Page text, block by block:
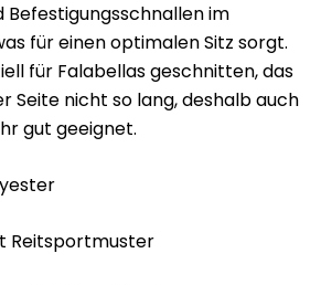
Befestigungsschnallen im
für einen optimalen Sitz sorgt.
für Falabellas geschnitten, das
Seite nicht so lang, deshalb auch
gut geeignet.
Reitsportmuster